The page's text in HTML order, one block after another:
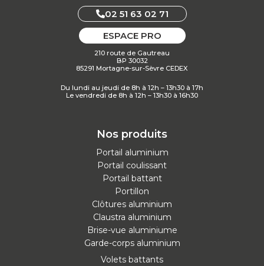
02 51 63 02 71
ESPACE PRO
210 route de Gautreau
BP 30032
85291 Mortagne-sur-Sèvre CEDEX
Du lundi au jeudi de 8h à 12h – 13h30 à 17h
Le vendredi de 8h à 12h – 13h30 à 16h30
Nos produits
Portail aluminium
Portail coulissant
Portail battant
Portillon
Clôtures aluminium
Claustra aluminium
Brise-vue aluminiume
Garde-corps aluminium
Volets battants